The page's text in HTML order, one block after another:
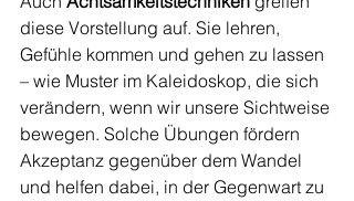
diese Vorstellung auf. Sie lehren,
Gefühle kommen und gehen zu lassen
– wie Muster im Kaleidoskop, die sich
verändern, wenn wir unsere Sichtweise
bewegen. Solche Übungen fördern
Akzeptanz gegenüber dem Wandel
und helfen dabei, in der Gegenwart zu